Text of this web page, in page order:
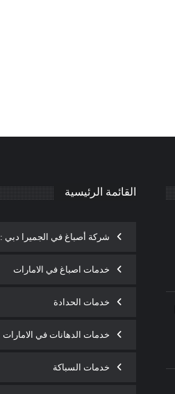
القائمة الرئيسية
شركة أصباغ في الجميرا دبي : 0565930521
خدمات اصباغ في الامارات
خدمات الحدادة
خدمات الدهانات في الامارات
خدمات السباكة